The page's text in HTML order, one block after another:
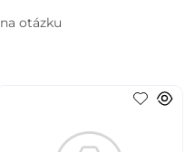
na otázku